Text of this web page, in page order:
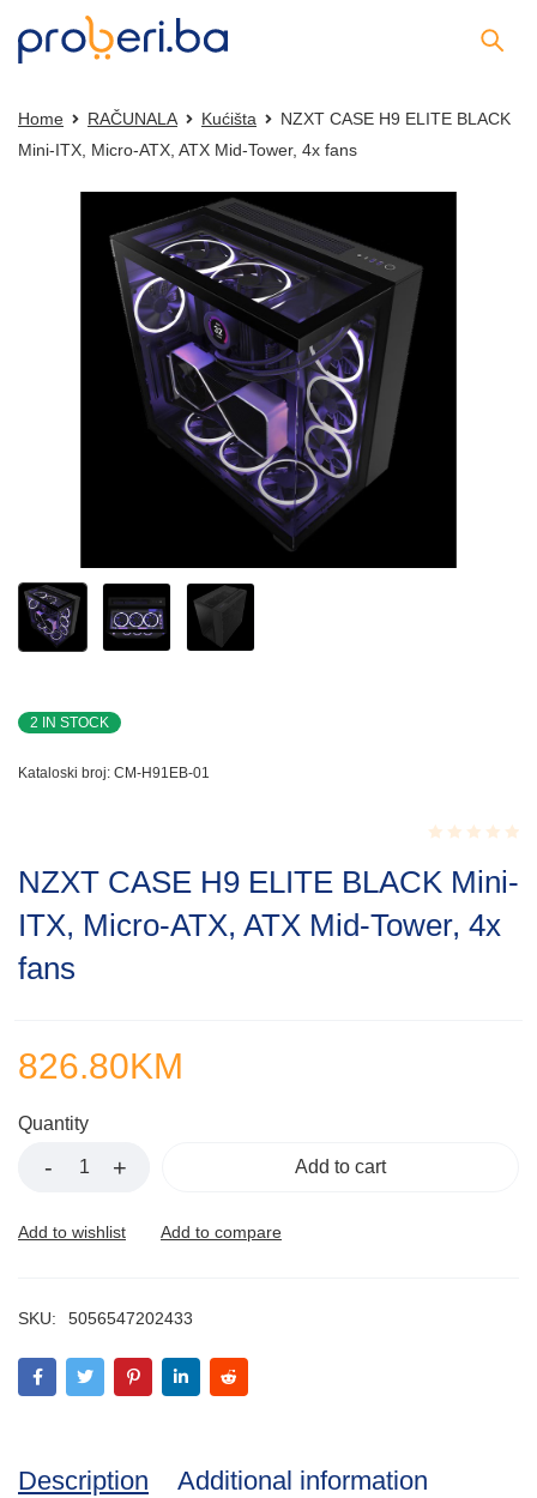
Home RAČUNALA Kućišta
NZXT CASE H9 ELITE BLACK
Mini-ITX, Micro-ATX, ATX Mid-Tower, 4x fans
2 IN STOCK
Kataloski broj: CM-H91EB-01
0.001
of
5
NZXT CASE H9 ELITE BLACK Mini-
ITX, Micro-ATX, ATX Mid-Tower, 4x
fans
826.80KM
Quantity
Add to cart
SKU: 5056547202433
Description Additional information